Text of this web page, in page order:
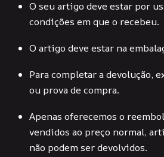
O seu artigo deve estar por
condições em que o recebeu.
O artigo deve estar na
Para completar a devolução,
ou prova de compra.
Apenas oferecemos o
vendidos ao preço normal,
não podem ser devolvidos.